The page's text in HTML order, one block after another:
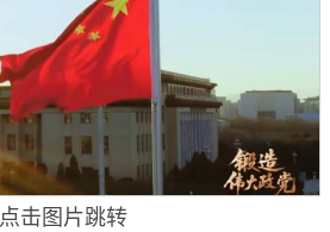
点击图片跳转